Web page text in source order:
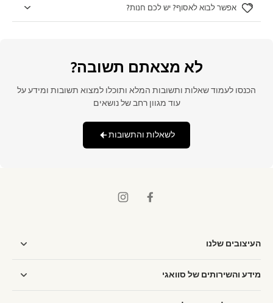
אפשר לבוא לאסוף? יש לכם חנות?
לא מצאתם תשובה?
הכנסו לעמוד שאלות ותשובות המלא ותוכלו למצוא תשובות ומידע על
עוד מגוון רחב של נושאים
לשאלות והתשובות
העיצובים שלנו
מידע והשירותים של סוואגי